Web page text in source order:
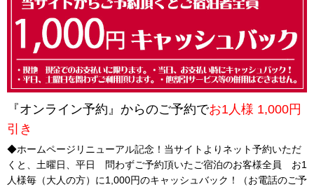
『オンライン予約』からのご予約でお1人様 1,000円
引き
◆ホームページリニューアル記念！当サイトよりネット予約いただ
くと、土曜日、平日 問わずご予約頂いたご宿泊のお客様全員 お1
人様毎（大人の方）に1,000円のキャッシュバック！（お電話のご予